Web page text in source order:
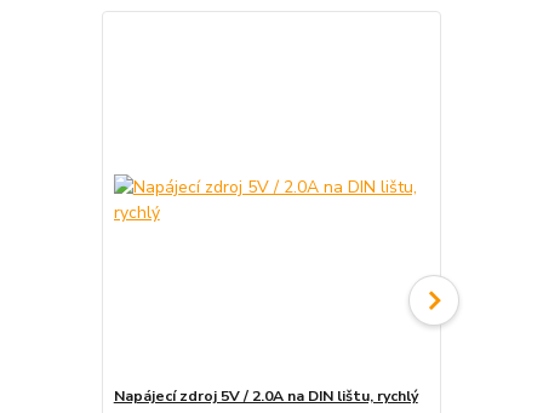
Napájecí zdroj 5V / 2.0A na DIN lištu, rychlý